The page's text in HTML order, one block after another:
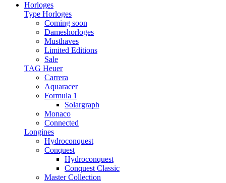
Horloges
Type Horloges
Coming soon
Dameshorloges
Musthaves
Limited Editions
Sale
TAG Heuer
Carrera
Aquaracer
Formula 1
Solargraph
Monaco
Connected
Longines
Hydroconquest
Conquest
Hydroconquest
Conquest Classic
Master Collection